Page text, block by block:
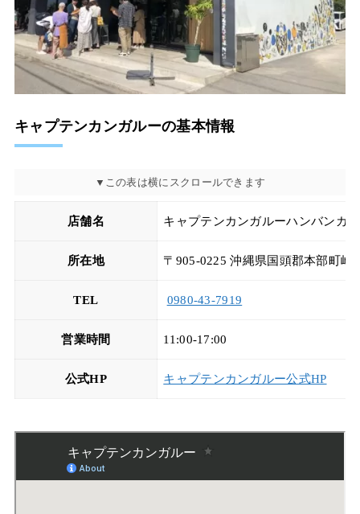
キャプテンカンガルーの基本情報
店舗名 キャプテンカンガルーハンバンガー
所在地 〒905-0225 沖縄県国頭郡本部町崎
TEL 0980-43-7919
営業時間 11:00-17:00
公式HP キャプテンカンガルー公式HP